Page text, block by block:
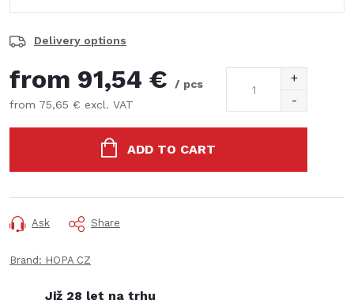
Delivery options
from 91,54 €
/ pcs
from 75,65 € excl. VAT
ADD TO CART
Ask Share
Brand: HOPA CZ
Již 28 let na trhu